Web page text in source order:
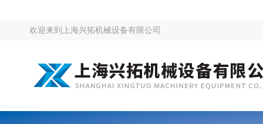
欢迎来到 上海兴拓机械设备有限公司